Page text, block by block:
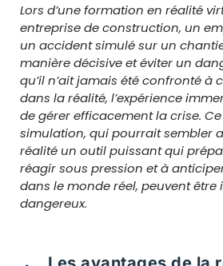
Lors d’une formation en réalité
entreprise de construction, un
un accident simulé sur un
manière décisive et éviter un
qu’il n’ait jamais été confronté à
dans la réalité, l’expérience
de gérer efficacement la crise.
simulation, qui pourrait sembler
réalité un outil puissant qui
réagir sous pression et à
dans le monde réel, peuvent être
dangereux.